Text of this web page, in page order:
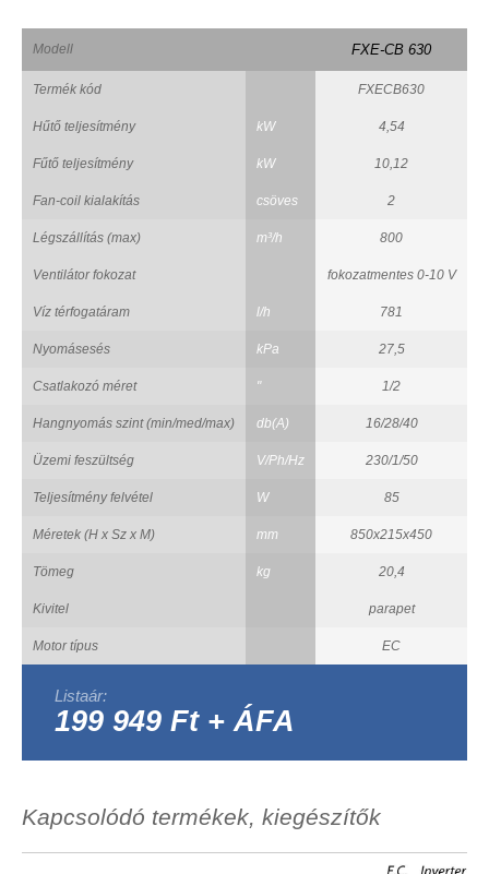
Modell FXE-CB 630
Termék kód FXECB630
Hűtő teljesítmény kW 4,54
Fűtő teljesítmény kW 10,12
Fan-coil kialakítás csöves 2
Légszállítás (max) m³/h 800
Ventilátor fokozat fokozatmentes 0-10 V
Víz térfogatáram l/h 781
Nyomásesés kPa 27,5
Csatlakozó méret " 1/2
Hangnyomás szint (min/med/max) db(A) 16/28/40
Üzemi feszültség V/Ph/Hz 230/1/50
Teljesítmény felvétel W 85
Méretek (H x Sz x M) mm 850x215x450
Tömeg kg 20,4
Kivitel parapet
Motor típus EC
Listaár:
199 949 Ft + ÁFA
Kapcsolódó termékek, kiegészítők